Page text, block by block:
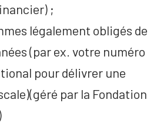
;
légalement obligés de
(par ex. votre numéro
pour délivrer une
par la Fondation